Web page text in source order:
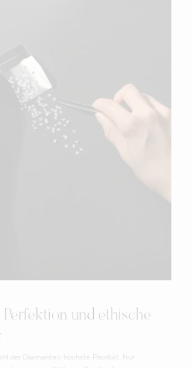
Perfektion und ethische
der Diamanten höchste Priorität. Nur